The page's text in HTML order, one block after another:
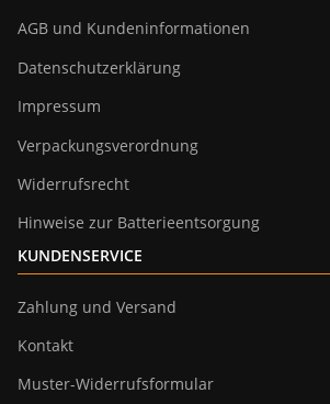
AGB und Kundeninformationen
Datenschutzerklärung
Impressum
Verpackungsverordnung
Widerrufsrecht
Hinweise zur Batterieentsorgung
KUNDENSERVICE
Zahlung und Versand
Kontakt
Muster-Widerrufsformular